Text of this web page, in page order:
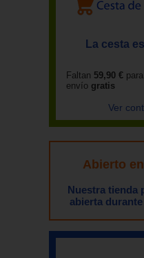
La cesta
Faltan 59,90 €
envío gratis
Ver
Abierto
Nuestra tienda
abierta